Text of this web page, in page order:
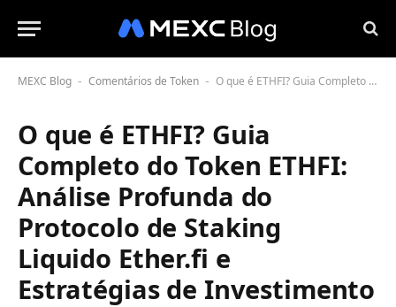
MEXC Blog - Comentários de Token - O que é ETHFI? Guia Completo do Token ETHFI: Análise Profunda do Protocolo de Staking Liquido Ether.fi e Estratégias de Investimento
O que é ETHFI? Guia
Completo do Token ETHFI:
Análise Profunda do
Protocolo de Staking
Liquido Ether.fi e
Estratégias de Investimento